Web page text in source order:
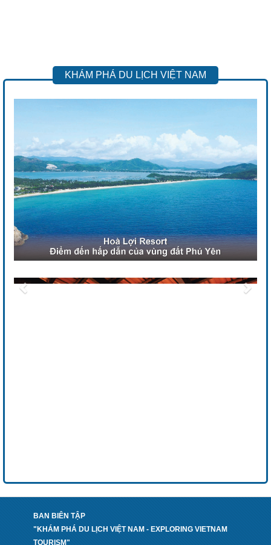
KHÁM PHÁ DU LỊCH VIỆT NAM
BAN BIÊN TẬP
"KHÁM PHÁ DU LỊCH VIỆT NAM - EXPLORING VIETNAM
TOURISM"